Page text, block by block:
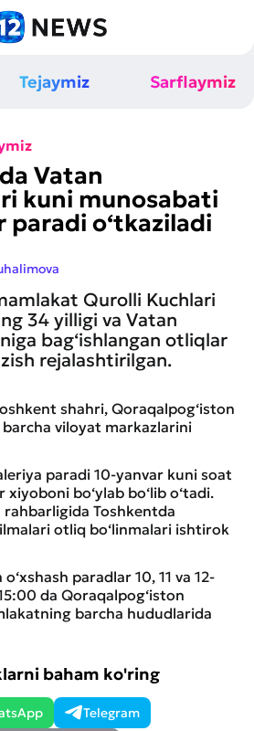
Tejaymiz Sarflaymiz
Vatan
kuni munosabati
o‘tkaziladi
Qurolli Kuchlari
34 yilligi va Vatan
bag‘ishlangan otliqlar
rejalashtirilgan.
shahri, Qoraqalpog‘iston
viloyat markazlarini
paradi 10-yanvar kuni soat
bo‘ylab bo‘lib o‘tadi.
Toshkentda
otliq bo‘linmalari ishtirok
paradlar 10, 11 va 12-
da Qoraqalpog‘iston
barcha hududlarida
baham ko'ring
Telegram